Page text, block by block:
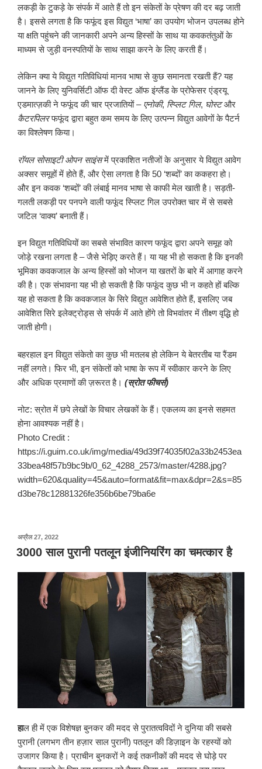
लकड़ी के टुकड़े के संपर्क में आते हैं तो इन संकेतों के प्रेषण की दर बढ़ जाती
है। इससे लगता है कि फफूंद इस विद्युत ‘भाषा’ का उपयोग भोजन उपलब्ध होने
या क्षति पहुंचने की जानकारी अपने अन्य हिस्सों के साथ या कवकतंतुओं के
माध्यम से जुड़ी वनस्पतियों के साथ साझा करने के लिए करती हैं।
लेकिन क्या ये विद्युत गतिविधियां मानव भाषा से कुछ समानता रखती हैं? यह
जानने के लिए युनिवर्सिटी ऑफ दी वेस्ट ऑफ इंग्लैंड के प्रोफेसर एंड्रयू
एडमात्ज़की ने फफूंद की चार प्रजातियों – एनोकी, स्प्लिट गिल, घोस्टऔर
कैटरपिलरफफूंद द्वारा बहुत कम समय के लिए उत्पन्न विद्युत आवेगों के पैटर्न
का विश्लेषण किया।
रॉयल सोसाइटी ओपन साइंसमें प्रकाशित नतीजों के अनुसार ये विद्युत आवेग
अक्सर समूहों में होते हैं, और ऐसा लगता है कि 50 ‘शब्दों’ का ककहरा हो।
और इन कवक ‘शब्दों’ की लंबाई मानव भाषा से काफी मेल खाती है। सड़ती-
गलती लकड़ी पर पनपने वाली फफूंद स्प्लिट गिल उपरोक्त चार में से सबसे
जटिल ‘वाक्य’ बनाती हैं।
इन विद्युत गतिविधियों का सबसे संभावित कारण फफूंद द्वारा अपने समूह को
जोड़े रखना लगता है – जैसे भेड़िए करते हैं। या यह भी हो सकता है कि इनकी
भूमिका कवकजाल के अन्य हिस्सों को भोजन या खतरों के बारे में आगाह करने
की है। एक संभावना यह भी हो सकती है कि फफूंद कुछ भी न कहते हों बल्कि
यह हो सकता है कि कवकजाल के सिरे विद्युत आवेशित होते हैं, इसलिए जब
आवेशित सिरे इलेक्ट्रोड्स से संपर्क में आते होंगे तो विभवांतर में तीक्ष्ण वृद्धि हो
जाती होगी।
बहरहाल इन विद्युत संकेतो का कुछ भी मतलब हो लेकिन ये बेतरतीब या रैंडम
नहीं लगते। फिर भी, इन संकेतों को भाषा के रूप में स्वीकार करने के लिए
और अधिक प्रमाणों की ज़रूरत है। (स्रोत फीचर्स)
नोट: स्रोत में छपे लेखों के विचार लेखकों के हैं। एकलव्य का इनसे सहमत
होना आवश्यक नहीं है।
Photo Credit :
https://i.guim.co.uk/img/media/49d39f74035f02a33b2453ea
33bea48f57b9bc9b/0_62_4288_2573/master/4288.jpg?
width=620&quality=45&auto=format&fit=max&dpr=2&s=85
d3be78c12881326fe356b6be79ba6e
अप्रैल 27, 2022पर
प्रकाशित
किया
3000 साल पुरानी पतलून इंजीनियरिंग का चमत्कार है
हाल ही में एक विशेषज्ञ बुनकर की मदद से पुरातत्वविदों ने दुनिया की सबसे
पुरानी (लगभग तीन हज़ार साल पुरानी) पतलून की डिज़ाइन के रहस्यों को
उजागर किया है। प्राचीन बुनकरों ने कई तकनीकों की मदद से घोड़े पर